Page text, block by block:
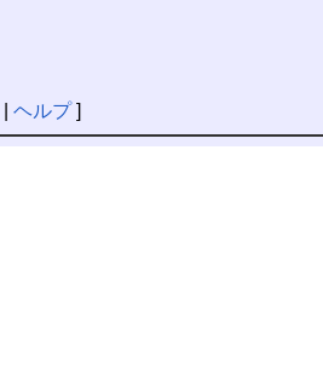
ヘルプ]